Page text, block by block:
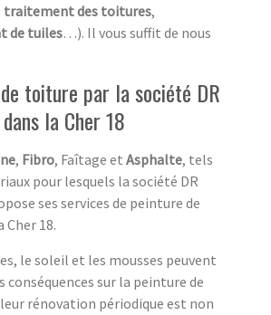
traitement des toitures,
de tuiles…). Il vous suffit de nous
toiture par la société DR
la Cher 18
, Fibro, Faîtage et Asphalte, tels
pour lesquels la société DR
ses services de peinture de
18.
le soleil et les mousses peuvent
conséquences sur la peinture de
rénovation périodique est non